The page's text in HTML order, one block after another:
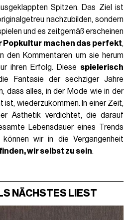
Spitzen. Das Ziel ist
nachzubilden, sondern
und es zeitgemäß erscheinen
Popkultur machen das perfekt,
den Kommentaren um sie herum
ihren Erfolg. Diese spielerisch
Fantasie der sechziger Jahre
dass alles, in der Mode wie in der
ist, wiederzukommen. In einer Zeit,
Ästhetik verdichtet, die darauf
Lebensdauer eines Trends
wir in die Vergangenheit
wir selbst zu sein.
NÄCHSTES LIEST